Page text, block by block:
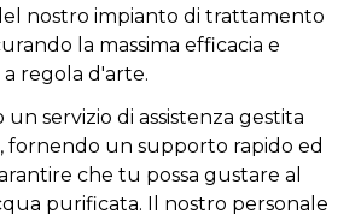
nostro impianto di trattamento
la massima efficacia e
regola d'arte.
servizio di assistenza gestita
fornendo un supporto rapido ed
che tu possa gustare al
purificata. Il nostro personale